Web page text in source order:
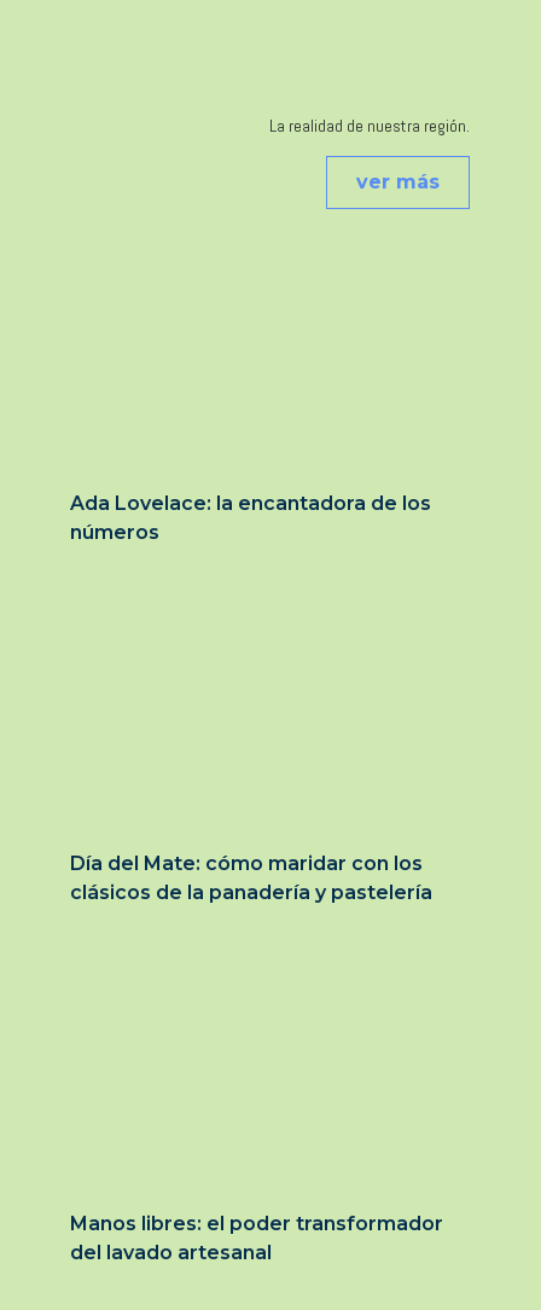
La realidad de nuestra región.
ver más
Ada Lovelace: la encantadora de los
números
Día del Mate: cómo maridar con los
clásicos de la panadería y pastelería
Manos libres: el poder transformador
del lavado artesanal